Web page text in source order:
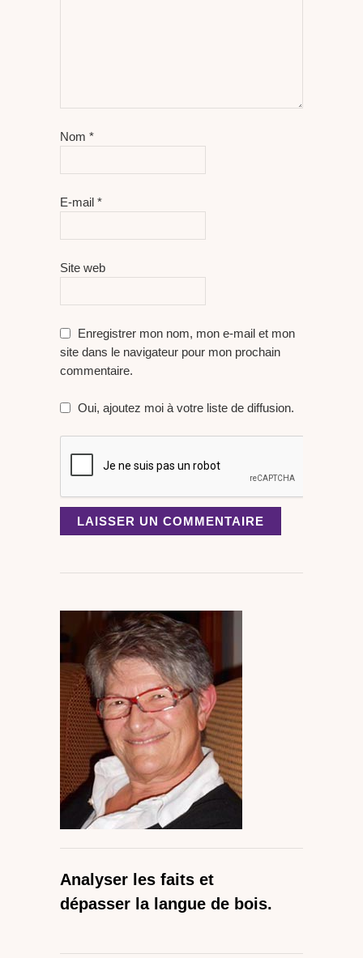
Nom *
E-mail *
Site web
Enregistrer mon nom, mon e-mail et mon
site dans le navigateur pour mon prochain
commentaire.
Oui, ajoutez moi à votre liste de diffusion.
Analyser les faits et
dépasser la langue de bois.